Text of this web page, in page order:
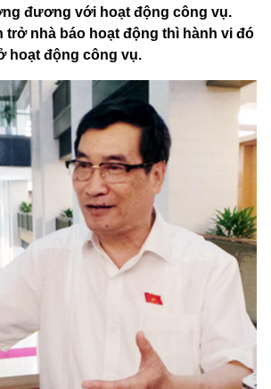
đương với hoạt động công vụ.
trở nhà báo hoạt động thì hành vi đó
hoạt động công vụ.